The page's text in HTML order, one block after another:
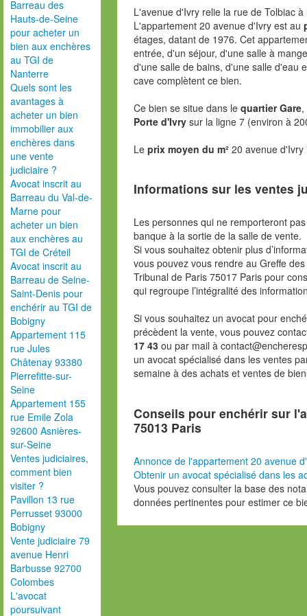
Barreau des
Hauts-de-Seine
pour acheter un
bien aux enchères
au TGI de
Nanterre
Quels sont les
avantages à
acheter un bien
immobilier aux
enchères dans
une vente
judiciaire ?
Avocat inscrit au
Barreau du Val-de-
Marne pour
acheter un bien
aux enchères au
TGI de Créteil
Avocat inscrit au
Barreau de Seine-
Saint-Denis pour
enchérir au TGI de
Bobigny
Appartement 115
rue Jules
Châtenay 93380
Pierrefitte-sur-
Seine
Appartement 155
rue Emile Zola
92600 Asnières-
sur-Seine
Ventes judiciaires,
comment bien
visiter ?
Pavillon 13 rue
Perrusset 93000
Bobigny
Vente judiciaire 79
avenue Henri
Barbusse 92700
Colombes
L'avocat
poursuivant
L'avenue d'Ivry relie la rue de Tolbiac à
L'appartement 20 avenue d'Ivry est au
étages, datant de 1976. Cet
entrée, d'un séjour, d'une salle à
d'une salle de bains, d'une salle d'eau
cave complètent ce bien.
Ce bien se situe dans le quartier Gare,
Porte d'Ivry sur la ligne 7 (environ à
Le prix moyen du m² 20 avenue d'Ivry
Informations sur les ventes
Les personnes qui ne remporteront
banque à la sortie de la salle de vente.
Si vous souhaitez obtenir plus
vous pouvez vous rendre au Greffe
Tribunal de Paris 75017 Paris pour
qui regroupe l’intégralité des
Si vous souhaitez un avocat pour
précèdent la vente, vous pouvez
17 43 ou par mail à
un avocat spécialisé dans les ventes
semaine à des achats et ventes de
Conseils pour enchérir sur
75013 Paris
Annonce de l'appartement 20 avenue
Obtenir un avocat spécialisé dans les
Vous pouvez consulter la base des
données pertinentes pour estimer ce